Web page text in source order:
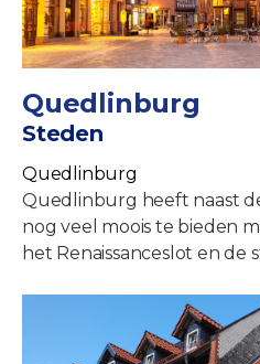
Quedlinburg
Steden
Quedlinburg
Quedlinburg heeft naast
nog veel moois te bieden
het Renaissanceslot en de